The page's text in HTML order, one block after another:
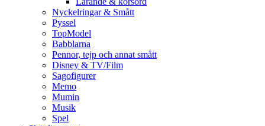
Nyckelringar & Smått
Pyssel
TopModel
Babblarna
Pennor, tejp och annat smått
Disney & TV/Film
Sagofigurer
Memo
Mumin
Musik
Spel